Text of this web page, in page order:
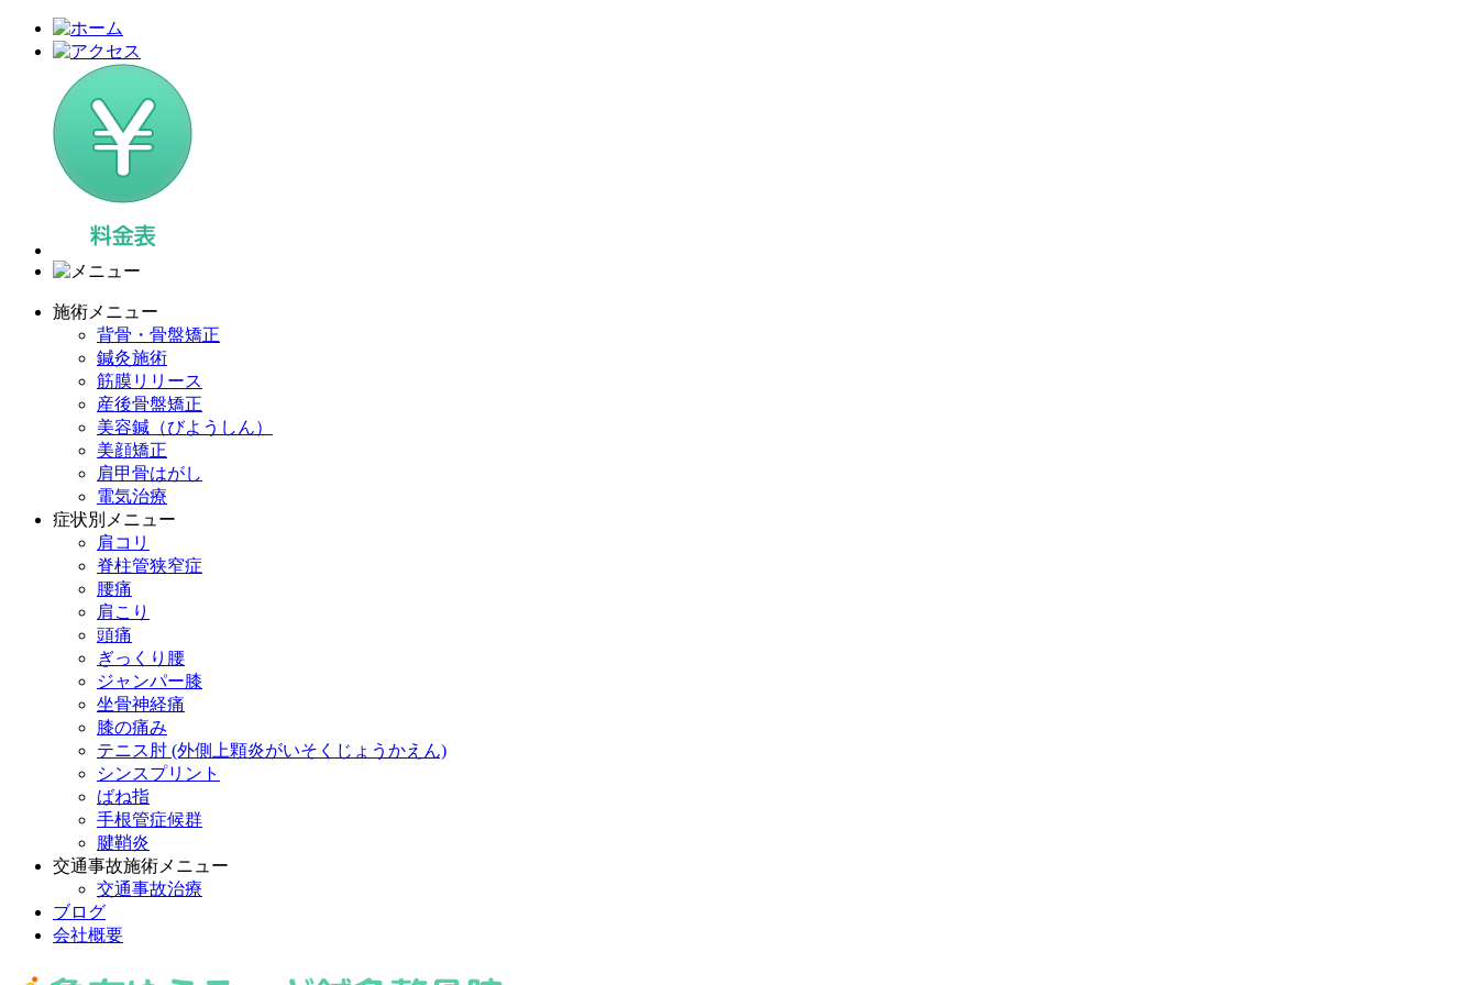
施術メニュー
背骨・骨盤矯正
鍼灸施術
筋膜リリース
産後骨盤矯正
美容鍼（びようしん）
美顔矯正
肩甲骨はがし
電気治療
症状別メニュー
肩コリ
脊柱管狭窄症
腰痛
肩こり
頭痛
ぎっくり腰
ジャンパー膝
坐骨神経痛
膝の痛み
テニス肘 (外側上顆炎がいそくじょうかえん)
シンスプリント
ばね指
手根管症候群
腱鞘炎
交通事故施術メニュー
交通事故治療
ブログ
会社概要